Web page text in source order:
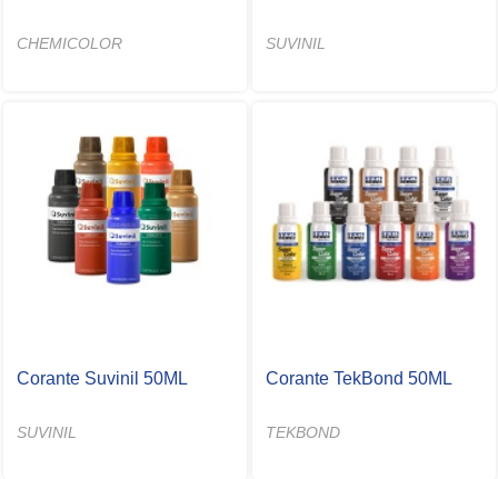
CHEMICOLOR SUVINIL
Corante Suvinil 50ML
SUVINIL
Corante TekBond 50ML
TEKBOND